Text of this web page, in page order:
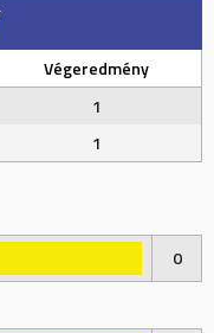
Végeredmény
1
1
0